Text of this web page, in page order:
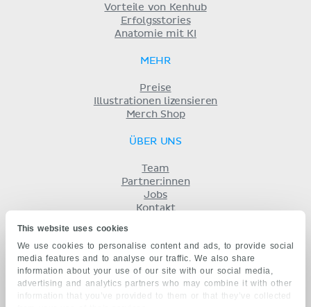
This website uses cookies
We use cookies to personalise content and ads, to provide social
media features and to analyse our traffic. We also share
information about your use of our site with our social media,
advertising and analytics partners who may combine it with other
information that you’ve provided to them or that they’ve collected
Vorteile von Kenhub
Erfolgsstories
Anatomie mit KI
MEHR
Preise
Illustrationen lizensieren
Merch Shop
ÜBER UNS
Team
Partner:innen
Jobs
Kontakt
Geschäftsbedingungen
Datenschutz
KENHUB AUF...
English